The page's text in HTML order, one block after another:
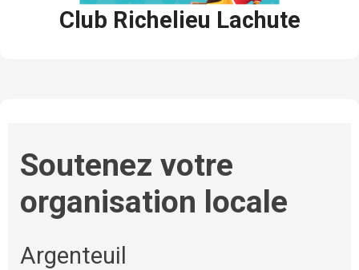
Club Richelieu Lachute
Soutenez votre
organisation locale
Argenteuil